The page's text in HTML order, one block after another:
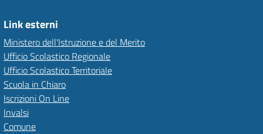
Link esterni
Ministero dell'Istruzione e del Merito
Ufficio Scolastico Regionale
Ufficio Scolastico Territoriale
Scuola in Chiaro
Iscrizioni On Line
Invalsi
Comune